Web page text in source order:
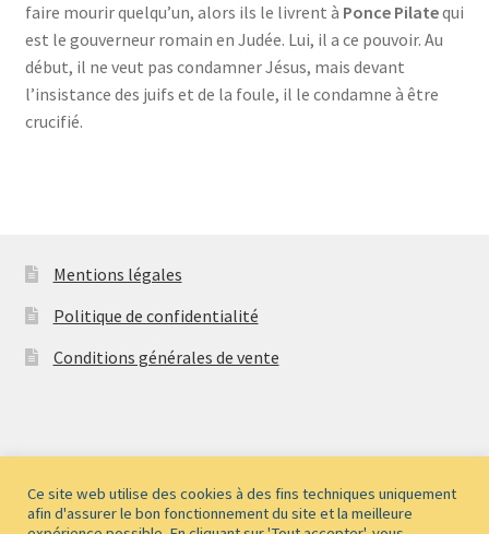
faire mourir quelqu’un, alors ils le livrent à Ponce Pilatequi
est le gouverneur romain en Judée. Lui, il a ce pouvoir. Au
début, il ne veut pas condamner Jésus, mais devant
l’insistance des juifs et de la foule, il le condamne à être
crucifié.
Mentions légales
Politique de confidentialité
Conditions générales de vente
© Les albums MaCaLu 2026
Politique de confidentialité
Built with WooCommerce
Ce site web utilise des cookies à des fins techniques uniquement
afin d'assurer le bon fonctionnement du site et la meilleure